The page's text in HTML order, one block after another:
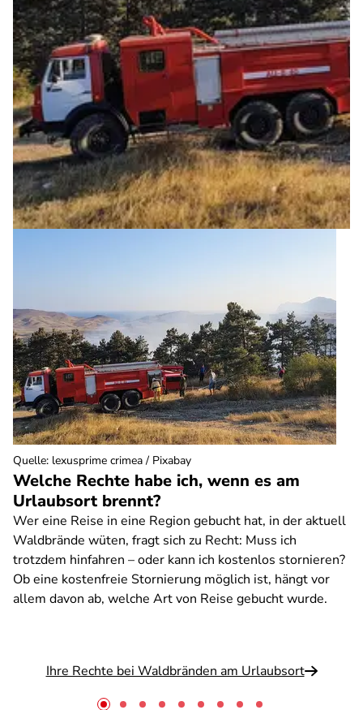
Welche Rechte habe ich, wenn es am
Urlaubsort brennt?
Wer eine Reise in eine Region gebucht hat, in der aktuell
Waldbrände wüten, fragt sich zu Recht: Muss ich
trotzdem hinfahren – oder kann ich kostenlos stornieren?
Ob eine kostenfreie Stornierung möglich ist, hängt vor
allem davon ab, welche Art von Reise gebucht wurde.
Ihre Rechte bei Waldbränden am Urlaubsort
Quelle: lexusprime crimea / Pixabay